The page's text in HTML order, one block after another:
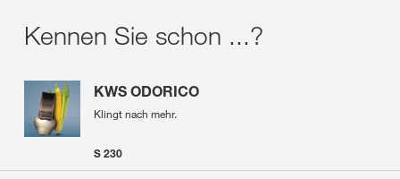
Kennen Sie schon ...?
KWS ODORICO
Klingt nach mehr.
S 230